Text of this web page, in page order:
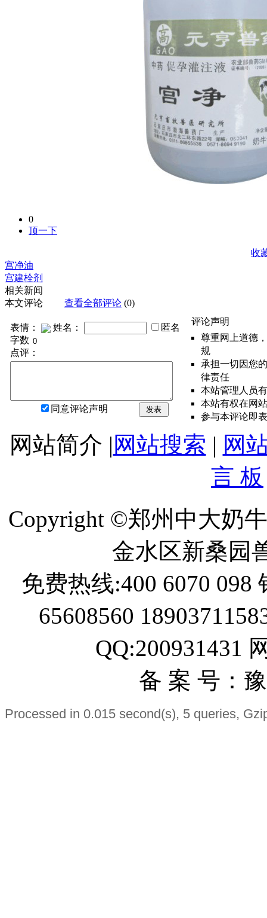
0
顶一下
收
宫净油
宫建栓剂
相关新闻
本文评论
查看全部评论 (0)
表情： 姓名：
匿名
字数
点评：
同意评论声明 发表
评论声明
尊重网上道德
规
承担一切因您
律责任
本站管理人员
本站有权在网
参与本评论即
网站简介 | 网站搜索 | 网
言 板
Copyright ©郑州中大奶
金水区新桑园
免费热线:400 6070 098
65608560
QQ:200931431
备 案 号：
Processed in 0.015 second(s), 5 queries,